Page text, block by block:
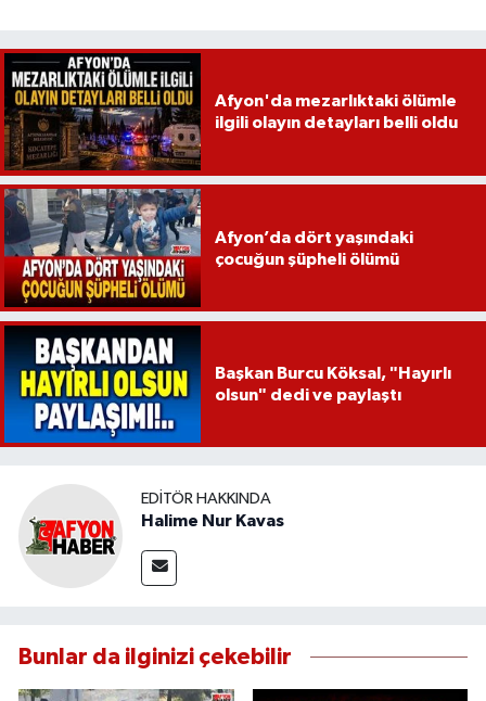
Afyon'da mezarlıktaki ölümle
ilgili olayın detayları belli oldu
Afyon’da dört yaşındaki
çocuğun şüpheli ölümü
Başkan Burcu Köksal, "Hayırlı
olsun" dedi ve paylaştı
EDITÖR HAKKINDA
Halime Nur Kavas
Bunlar da ilginizi çekebilir